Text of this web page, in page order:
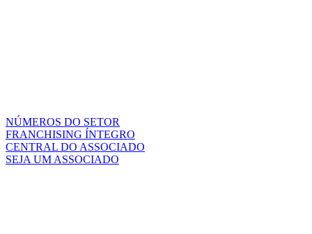
NÚMEROS DO SETOR
FRANCHISING ÍNTEGRO
CENTRAL DO ASSOCIADO
SEJA UM ASSOCIADO